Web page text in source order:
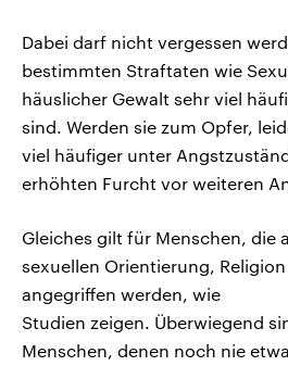
Dabei darf nicht vergessen
bestimmten Straftaten wie
häuslicher Gewalt sehr viel
sind. Werden sie zum Opfer,
viel häufiger unter
erhöhten Furcht vor weiteren
Gleiches gilt für Menschen, die
sexuellen Orientierung,
angegriffen werden, wie
Studien zeigen. Überwiegend
Menschen, denen noch nie